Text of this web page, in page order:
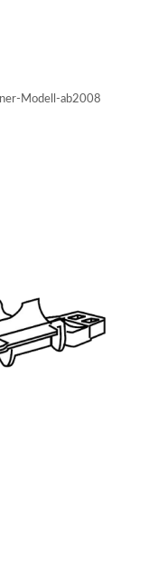
Modell-ab2008